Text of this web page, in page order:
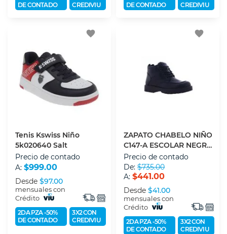
DE CONTADO
CREDIVIU
DE CONTADO
CREDIVIU
favorite
Tenis Kswiss Niño
5k020640 Salt
Precio de contado
A: $999.00
Desde $97.00
mensuales con
Crédito
2DA PZA -50%
DE CONTADO
3X2 CON
CREDIVIU
favorite
ZAPATO CHABELO NIÑO
C147-A ESCOLAR NEGRO
T200
Precio de contado
De: $735.00
A: $441.00
Desde $41.00
mensuales con
Crédito
2DA PZA -50%
DE CONTADO
3X2 CON
CREDIVIU